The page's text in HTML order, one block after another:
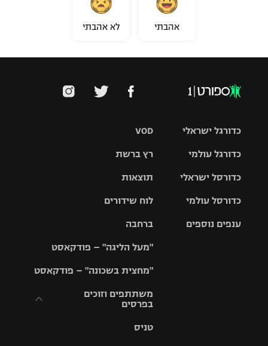
אהבתי לא אהבתי
VOD
רץ ברשת
תוצאות
לוח שידורים
ברחבה
"מעל הליגה" – פודקאסט
"מחצית בשכונה" – פודקאסט
משתתפים וזוכים
בפרסים
טניס
כדורגל ישראלי
גביע הטוטו
כדורגל עולמי
האלופות
ליגה
כדורסל ישראלי
סל
כדורסל עולמי
ענפים נוספים